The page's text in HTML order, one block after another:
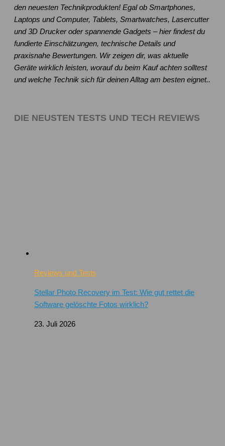
den neuesten Technikprodukten! Egal ob Smartphones,
Laptops und Computer, Tablets, Smartwatches, Lasercutter
und 3D Drucker oder spannende Gadgets – hier findest du
fundierte Einschätzungen, technische Details und
praxisnahe Bewertungen. Wir zeigen dir, was aktuelle
Geräte wirklich leisten, worauf du beim Kauf achten solltest
und welche Technik sich für deinen Alltag am besten eignet..
DIE NEUSTEN TESTS UND TECH REVIEWS
Reviews und Tests
Stellar Photo Recovery im Test: Wie gut rettet die
Software gelöschte Fotos wirklich?
23. Juli 2026